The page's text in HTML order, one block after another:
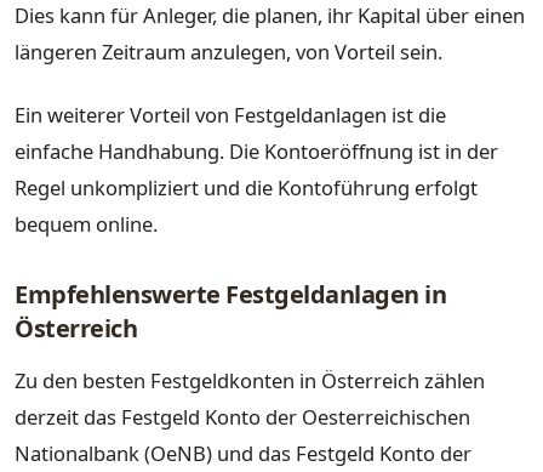
Dies kann für Anleger, die planen, ihr Kapital über einen
längeren Zeitraum anzulegen, von Vorteil sein.
Ein weiterer Vorteil von Festgeldanlagen ist die
einfache Handhabung. Die Kontoeröffnung ist in der
Regel unkompliziert und die Kontoführung erfolgt
bequem online.
Empfehlenswerte Festgeldanlagen in
Österreich
Zu den besten Festgeldkonten in Österreich zählen
derzeit das Festgeld Konto der Oesterreichischen
Nationalbank (OeNB) und das Festgeld Konto der